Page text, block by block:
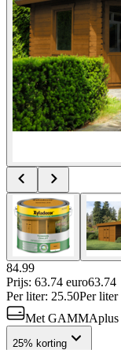
84.99
Prijs: 63.74 euro63.74
Per liter: 25.50Per liter
Met GAMMAplus
25% korting